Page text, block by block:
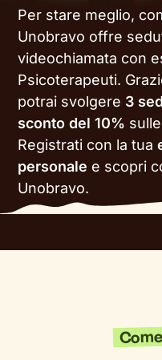
Per stare meglio,
Unobravo offre
videochiamata con
Psicoterapeuti.
potrai svolgere 3
sconto del 10%
Registrati con la tua
personale e scopri
Unobravo.